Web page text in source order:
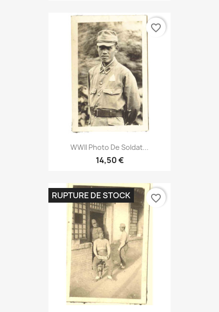
WWII Photo De Soldat...
14,50 €
favorite_border
RUPTURE DE STOCK favorite_border